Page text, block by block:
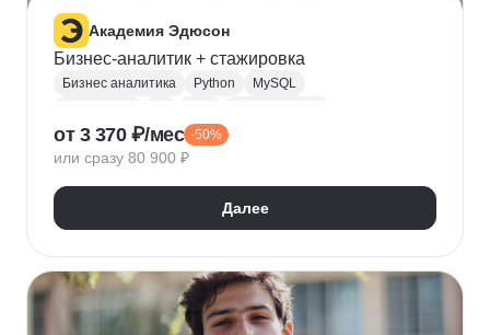
Академия Эдюсон
Бизнес-аналитик + стажировка
Бизнес аналитика Python
MySQL
Математическая статистика
Бизнес-моделирование
Управление проектами
Сбор требований
от 3 370 ₽/мес -50%
или сразу 80 900 ₽
Далее